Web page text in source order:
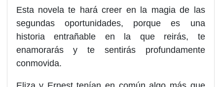
Esta novela te hará creer en la magia de las
segundas oportunidades, porque es una
historia entrañable en la que reirás, te
enamorarás y te sentirás profundamente
conmovida.